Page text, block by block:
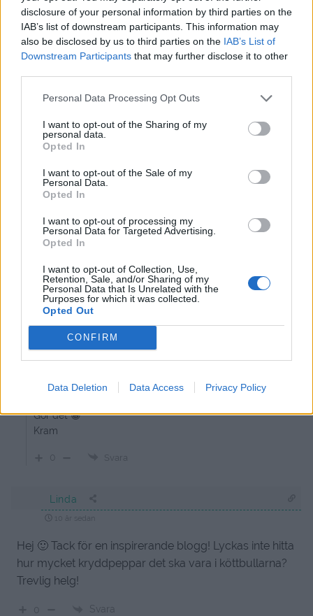
disclosure of your personal information by third parties on the
IAB’s list of downstream participants. This information may
also be disclosed by us to third parties on the IAB’s List of
Downstream Participants that may further disclose it to other
Personal Data Processing Opt Outs
I want to opt-out of the Sharing of my
personal data.
Opted In
I want to opt-out of the Sale of my
Personal Data.
Opted In
I want to opt-out of processing my
Personal Data for Targeted Advertising.
Opted In
I want to opt-out of Collection, Use,
Retention, Sale, and/or Sharing of my
Personal Data that Is Unrelated with the
Purposes for which it was collected.
Opted Out
CONFIRM
Data Deletion Data Access Privacy Policy
0 Svara
Lisa
10 år sedan
Här var vi faktiskt lite inne på trerätters i stället för buffé
på påskafton, men se det gick inte alla med på. 🙂
Antar att det var risk för att sillen skulle försvinna å det
Att måla på äggen är viktigast tycker jag. 🙂
Lena
Vad gott! Jag snor flera av recepten till påskbuffén.
Mums 🙂
Svara
Reply toLena 10 år sedan
Gör det 😀
Kram
Svara
Linda
Hej 🙂 Tack för en inspirerande blogg! Lyckas inte hitta
hur mycket kryddpeppar det ska vara i köttbullarna?
Trevlig helg!
Svara